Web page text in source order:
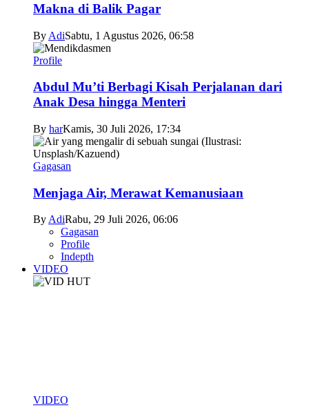
Makna di Balik Pagar
By AdiSabtu, 1 Agustus 2026, 06:58
Profile
Abdul Mu’ti Berbagi Kisah Perjalanan dari
Anak Desa hingga Menteri
By harKamis, 30 Juli 2026, 17:34
Gagasan
Menjaga Air, Merawat Kemanusiaan
ByAdiRabu, 29 Juli 2026, 06:06
Gagasan
Profile
Indepth
VIDEO
VIDEO